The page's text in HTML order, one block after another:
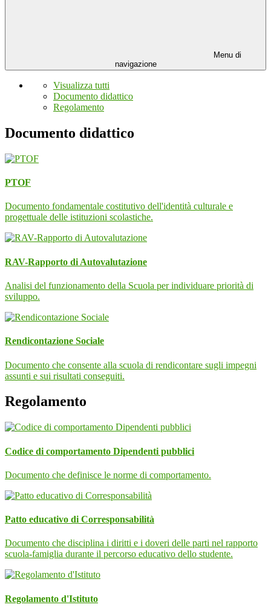
Menu di
navigazione
Visualizza tutti
Documento didattico
Regolamento
Documento didattico
PTOF
Documento fondamentale costitutivo dell'identità culturale e
progettuale delle istituzioni scolastiche.
RAV-Rapporto di Autovalutazione
Analisi del funzionamento della Scuola per individuare priorità di
sviluppo.
Rendicontazione Sociale
Documento che consente alla scuola di rendicontare sugli impegni
assunti e sui risultati conseguiti.
Regolamento
Codice di comportamento Dipendenti pubblici
Documento che definisce le norme di comportamento.
Patto educativo di Corresponsabilità
Documento che disciplina i diritti e i doveri delle parti nel rapporto
scuola-famiglia durante il percorso educativo dello studente.
Regolamento d'Istituto